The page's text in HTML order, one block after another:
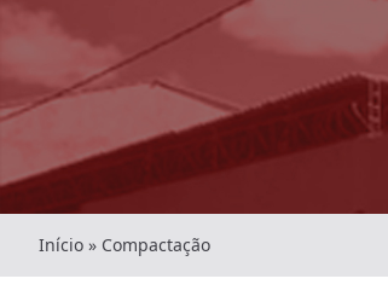
Início » Compactação